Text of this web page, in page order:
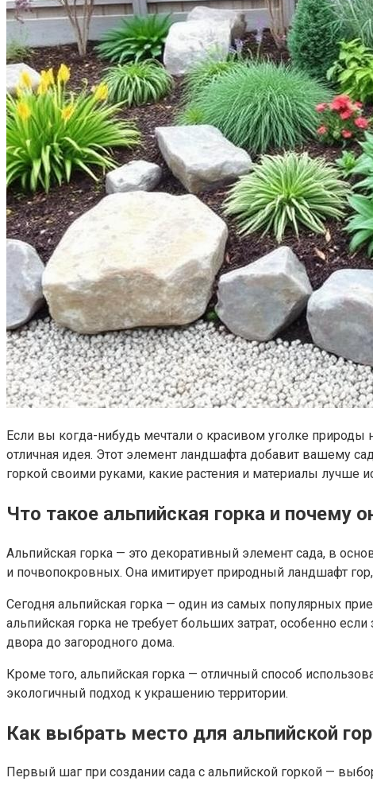
Если вы когда-нибудь мечтали о красивом уголке природы
отличная идея. Этот элемент ландшафта добавит вашему
горкой своими руками, какие растения и материалы лучше
Что такое альпийская горка и почему
Альпийская горка — это декоративный элемент сада, в
и почвопокровных. Она имитирует природный ландшафт
Сегодня альпийская горка — один из самых популярных
альпийская горка не требует больших затрат, особенно
двора до загородного дома.
Кроме того, альпийская горка — отличный способ
экологичный подход к украшению территории.
Как выбрать место для альпийской
Первый шаг при создании сада с альпийской горкой —